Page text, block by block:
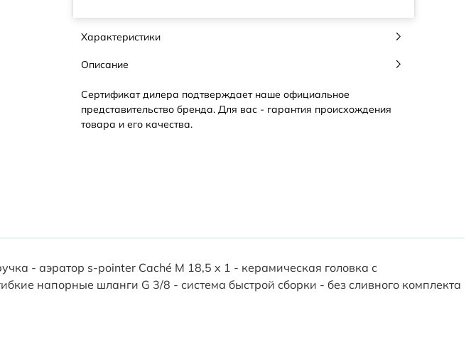
Характеристики
Описание
Сертификат дилера подтверждает наше официальное
представительство бренда. Для вас - гарантия происхождения
товара и его качества.
- аэратор s-pointer Caché M 18,5 x 1 - керамическая головка с
напорные шланги G 3/8 - система быстрой сборки - без сливного комплекта